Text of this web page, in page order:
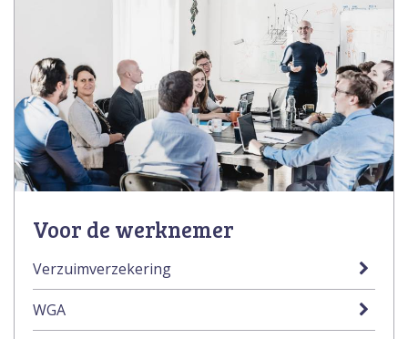
Voor de werknemer
Verzuimverzekering
WGA